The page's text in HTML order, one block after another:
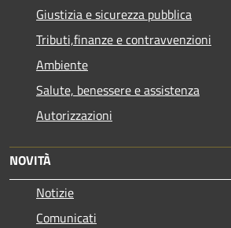
Giustizia e sicurezza pubblica
Tributi,finanze e contravvenzioni
Ambiente
Salute, benessere e assistenza
Autorizzazioni
NOVITÀ
Notizie
Comunicati